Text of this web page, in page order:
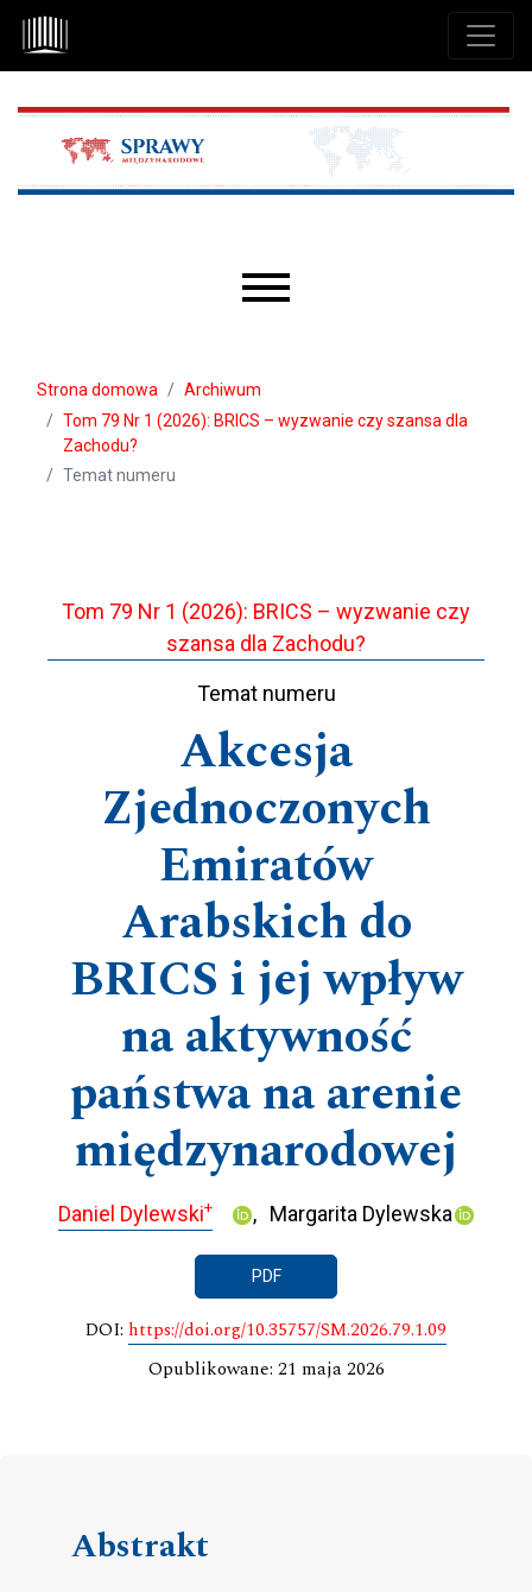
Przejdź do głównego menu
Przejdź do sekcji głównej
Przejdź do stopki
Strona domowa
Archiwum
Tom 79 Nr 1 (2026): BRICS – wyzwanie czy szansa dla
Zachodu?
Temat numeru
Tom 79 Nr 1 (2026): BRICS – wyzwanie czy
szansa dla Zachodu?
Temat numeru
Akcesja
Zjednoczonych
Emiratów
Arabskich do
BRICS i jej wpływ
na aktywność
państwa na arenie
międzynarodowej
Daniel Dylewski+ Margarita Dylewska
PDF
DOI: https://doi.org/10.35757/SM.2026.79.1.09
Opublikowane: 21 maja 2026
Abstrakt